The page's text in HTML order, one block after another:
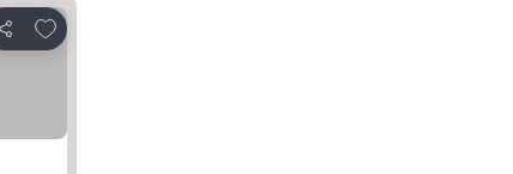
Compartir
Añadir a favoritos